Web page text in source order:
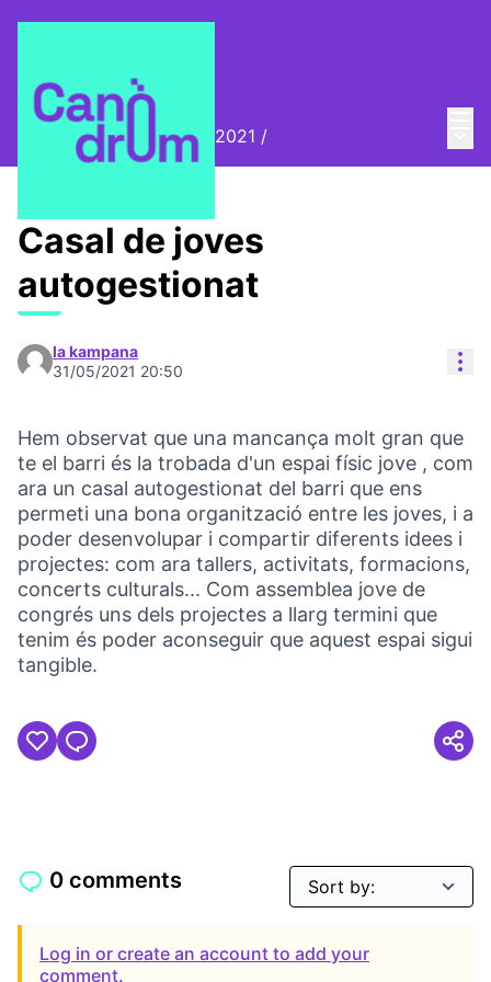
Biennal Ciutat i Ciència 2021 /
Casal de joves
autogestionat
la kampana
31/05/2021 20:50
Hem observat que una mancança molt gran que
te el barri és la trobada d'un espai físic jove , com
ara un casal autogestionat del barri que ens
permeti una bona organització entre les joves, i a
poder desenvolupar i compartir diferents idees i
projectes: com ara tallers, activitats, formacions,
concerts culturals... Com assemblea jove de
congrés uns dels projectes a llarg termini que
tenim és poder aconseguir que aquest espai sigui
tangible.
0 comments
Log in or create an account to add your
comment.